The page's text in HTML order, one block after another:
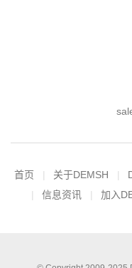
首页 关于DEMSH
信息资讯
加入